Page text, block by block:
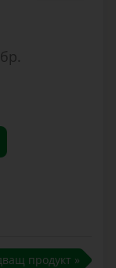
продукт »